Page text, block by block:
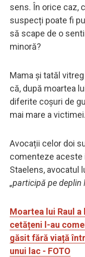
sens. În orice caz,
suspecți poate fi
să scape de o
minoră?
Mama și tatăl
că, după moartea
diferite coșuri de
mai mare a victimei.
Avocații celor doi
comenteze aceste
Staelens, avocatul
„participă pe deplin
Moartea lui Raul
cetățeni l-au
găsit fără viață
unui lac - FOTO